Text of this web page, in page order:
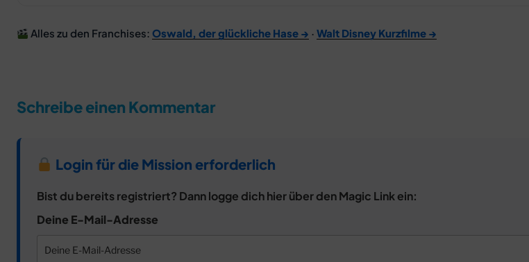
Alles zu den Franchises:Oswald, der glückliche Hase → ·Walt Disney Kurzfilme →
Schreibe einen Kommentar
Login für die Mission erforderlich
Bist du bereits registriert? Dann logge dich hier über den Magic Link ein:
Deine E-Mail-Adresse